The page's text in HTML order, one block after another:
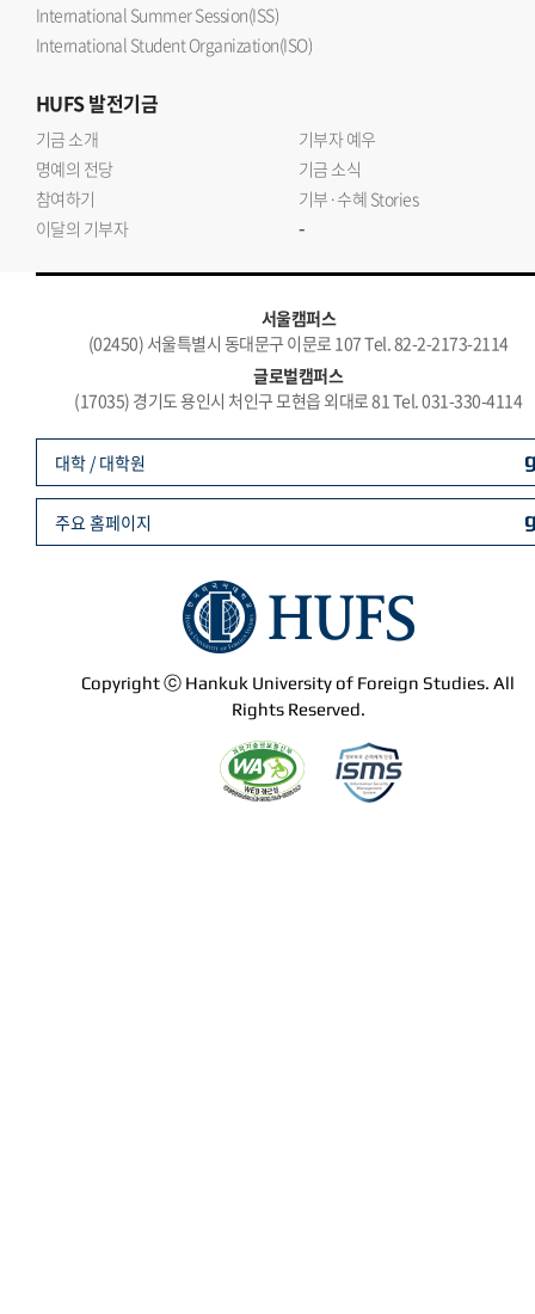
International Summer Session(ISS)
International Student Organization(ISO)
HUFS발전기금
기금 소개
기부자 예우
명예의 전당
기금 소식
참여하기
기부·수혜 Stories
이달의 기부자
-
서울캠퍼스
(02450) 서울특별시 동대문구 이문로 107 Tel. 82-2-2173-2114
글로벌캠퍼스
(17035) 경기도 용인시 처인구 모현읍 외대로 81 Tel. 031-330-4114
Copyright ⓒ Hankuk University of Foreign Studies. All
Rights Reserved.
대학 / 대학원
주요 홈페이지